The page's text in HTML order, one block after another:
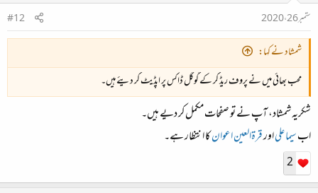
ستمبر 26، 2020
#12
شمشاد نے کہا:
محب بھائی میں نے پروف ریڈ کر کے گوگل ڈاکس پر اپڈیٹ کر دیئے ہیں۔
شکریہ شمشاد، آپ نے تو صفحات مکمل کر دیے ہیں۔
ابسیما علیاورقرۃالعین اعوانکا انتظار ہے۔
2